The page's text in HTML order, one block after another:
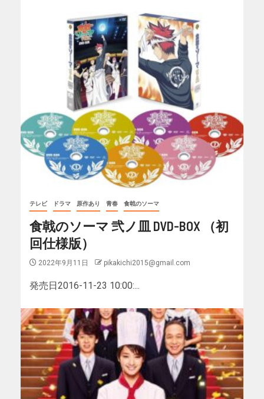
テレビ ドラマ 原作あり 青春 食戟のソーマ
食戟のソーマ 弐ノ皿 DVD-BOX （初
回仕様版）
2022年9月11日 pikakichi2015@gmail.com
発売日2016-11-23 10:00:...